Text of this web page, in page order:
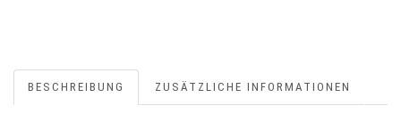
BESCHREIBUNG ZUSÄTZLICHE INFORMATIONEN